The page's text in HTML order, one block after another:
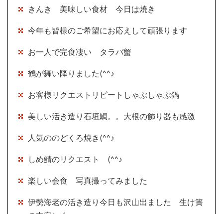
きんき 美味しい食材 今日は焼き
今年も皆様のご希望にお応えして頑張ります
お一人で完食凄い タラバ蟹
鶴が舞い降りました(^^♪
お客様リクエストリピートしゃぶしゃぶ鍋
美しい活き造り石垣鯛。。大根の飾り器も感激
人気ののどくろ焼き(^^♪
しめ鯖のリクエスト (^^♪
楽しい会食 写真撮ってみました
伊勢海老の活き造り今日も沢山出ました 生け簀